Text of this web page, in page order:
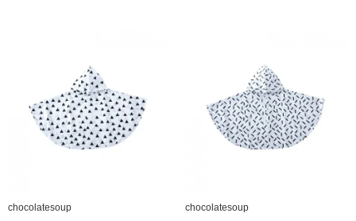
chocolatesoup
chocolatesoup